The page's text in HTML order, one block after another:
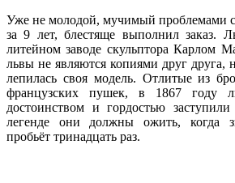
Уже не молодой, мучимый проблемами
за 9 лет, блестяще выполнил заказ.
литейном заводе скульптора Карлом
львы не являются копиями друг друга,
лепилась своя модель. Отлитые из
французских пушек, в 1867 году
достоинством и гордостью
легенде они должны ожить, когда
пробьёт тринадцать раз.